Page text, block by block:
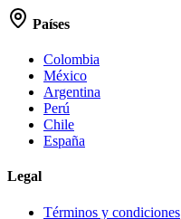
Países
Colombia
México
Argentina
Perú
Chile
España
Legal
Términos y condiciones